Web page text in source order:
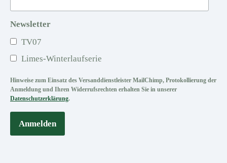
Newsletter
TV07
Limes-Winterlaufserie
Hinweise zum Einsatz des Versanddienstleister MailChimp, Protokollierung der
Anmeldung und Ihren Widerrufsrechten erhalten Sie in unserer
Datenschutzerklärung.